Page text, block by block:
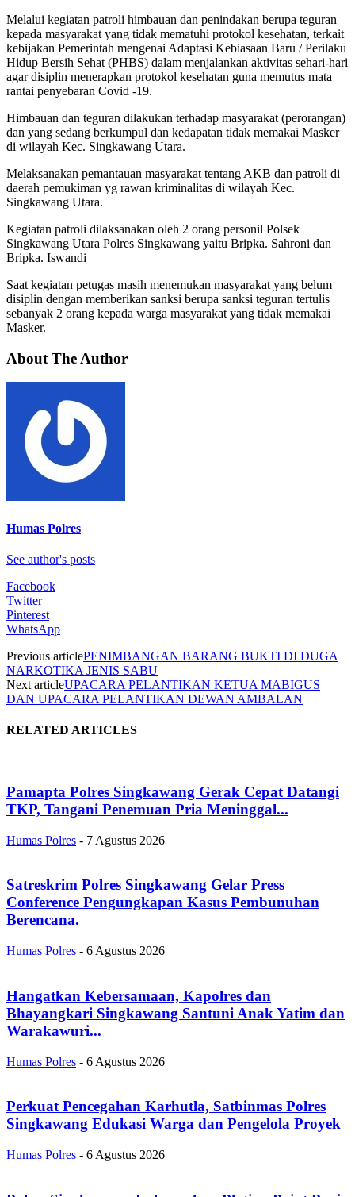
Melalui kegiatan patroli himbauan dan penindakan berupa teguran
kepada masyarakat yang tidak mematuhi protokol kesehatan, terkait
kebijakan Pemerintah mengenai Adaptasi Kebiasaan Baru / Perilaku
Hidup Bersih Sehat (PHBS) dalam menjalankan aktivitas sehari-hari
agar disiplin menerapkan protokol kesehatan guna memutus mata
rantai penyebaran Covid -19.
Himbauan dan teguran dilakukan terhadap masyarakat (perorangan)
dan yang sedang berkumpul dan kedapatan tidak memakai Masker
di wilayah Kec. Singkawang Utara.
Melaksanakan pemantauan masyarakat tentang AKB dan patroli di
daerah pemukiman yg rawan kriminalitas di wilayah Kec.
Singkawang Utara.
Kegiatan patroli dilaksanakan oleh 2 orang personil Polsek
Singkawang Utara Polres Singkawang yaitu Bripka. Sahroni dan
Bripka. Iswandi
Saat kegiatan petugas masih menemukan masyarakat yang belum
disiplin dengan memberikan sanksi berupa sanksi teguran tertulis
sebanyak 2 orang kepada warga masyarakat yang tidak memakai
Masker.
About The Author
Humas Polres
See author's posts
Facebook
Twitter
Pinterest
WhatsApp
Previous articlePENIMBANGAN BARANG BUKTI DI DUGA
NARKOTIKA JENIS SABU
Next articleUPACARA PELANTIKAN KETUA MABIGUS
DAN UPACARA PELANTIKAN DEWAN AMBALAN
RELATED ARTICLES
Pamapta Polres Singkawang Gerak Cepat Datangi
TKP, Tangani Penemuan Pria Meninggal...
Humas Polres - 7 Agustus 2026
Satreskrim Polres Singkawang Gelar Press
Conference Pengungkapan Kasus Pembunuhan
Berencana.
Humas Polres - 6 Agustus 2026
Hangatkan Kebersamaan, Kapolres dan
Bhayangkari Singkawang Santuni Anak Yatim dan
Warakawuri...
Humas Polres - 6 Agustus 2026
Perkuat Pencegahan Karhutla, Satbinmas Polres
Singkawang Edukasi Warga dan Pengelola Proyek
Humas Polres - 6 Agustus 2026